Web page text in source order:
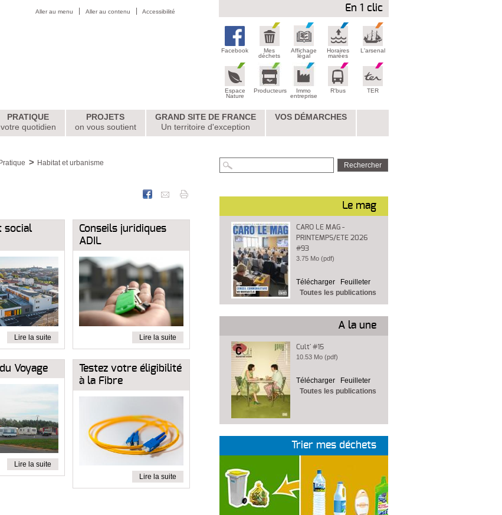
Aller au menu Aller au contenu Accessibilité En 1 clic
Facebook
Mes
déchets
Affichage
légal
Horaires
marées
L'arsenal
Espace
Nature
Producteurs
Immo
entreprise
R'bus TER
PRATIQUE
votre quotidien
PROJETS
on vous soutient
GRAND SITE DE FRANCE
Un territoire d'exception
VOS DÉMARCHES
Pratique Habitat et urbanisme
social
Lire la suite
Conseils juridiques
ADIL
Lire la suite
Voyage
Lire la suite
Testez votre éligibilité
à la Fibre
Lire la suite
Le mag
CARO LE MAG -
PRINTEMPS/ETE 2026
#93
3.75 Mo (pdf)
Télécharger
Feuilleter
Toutes les publications
A la une
Cult' #15
10.53 Mo (pdf)
Télécharger
Feuilleter
Toutes les publications
Trier mes déchets